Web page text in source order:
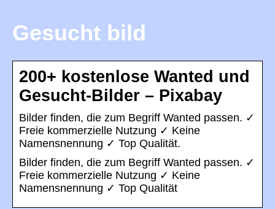
Gesucht bild
200+ kostenlose Wanted und
Gesucht-Bilder – Pixabay
Bilder finden, die zum Begriff Wanted passen. ✓
Freie kommerzielle Nutzung ✓ Keine
Namensnennung ✓ Top Qualität.
Bilder finden, die zum Begriff Wanted passen. ✓
Freie kommerzielle Nutzung ✓ Keine
Namensnennung ✓ Top Qualität